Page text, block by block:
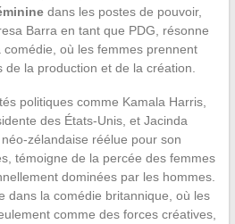
dans les postes de pouvoir,
Barra en tant que PDG, résonne
où les femmes prennent
la production et de la création.
politiques comme Kamala Harris,
des États-Unis, et Jacinda
zélandaise réélue pour son
témoigne de la percée des femmes
dominées par les hommes.
dans la comédie britannique, où les
comme des forces créatives,